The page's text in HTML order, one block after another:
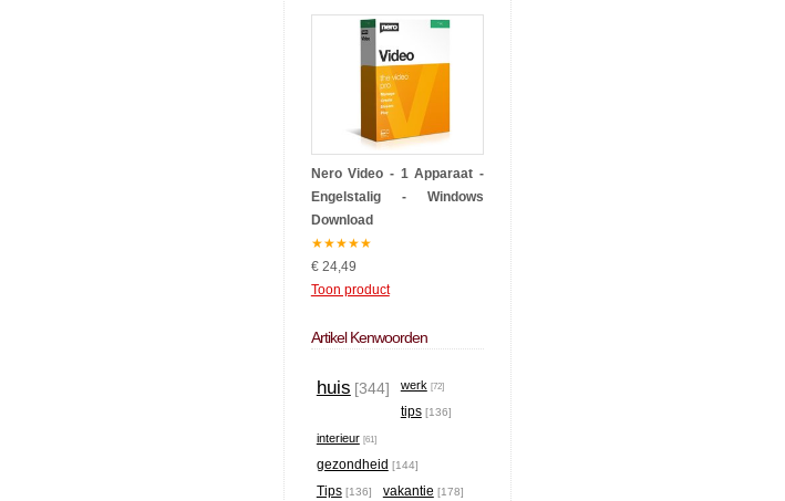
Nero Video - 1 Apparaat -
Engelstalig - Windows
Download
★★★★★
€ 24,49
Toon product
Artikel Kenwoorden
huis [344] werk [72]
tips [136]
interieur [61]
gezondheid [144]
Tips [136] vakantie [178]